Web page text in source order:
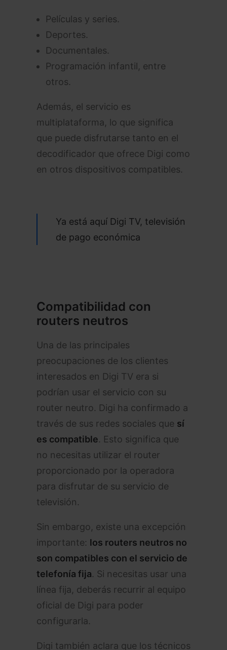
Películas y series.
Deportes.
Documentales.
Programación infantil, entre
otros.
Además, el servicio es
multiplataforma, lo que significa
que puede disfrutarse tanto en el
decodificador que ofrece Digi como
en otros dispositivos compatibles.
Ya está aquí Digi TV, televisión
de pago económica
Compatibilidad con
routers neutros
Una de las principales
preocupaciones de los clientes
interesados en Digi TV era si
podrían usar el servicio con su
router neutro. Digi ha confirmado a
través de sus redes sociales que sí
es compatible. Esto significa que
no necesitas utilizar el router
proporcionado por la operadora
para disfrutar de su servicio de
televisión.
Sin embargo, existe una excepción
importante: los routers neutros no
son compatibles con el servicio de
telefonía fija. Si necesitas usar una
línea fija, deberás recurrir al equipo
oficial de Digi para poder
configurarla.
Digi también aclara que los técnicos